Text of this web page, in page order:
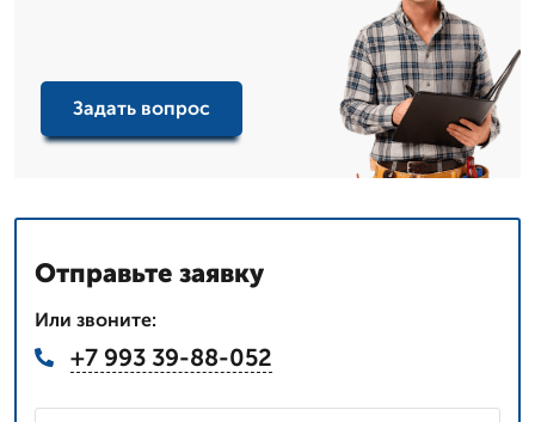
Задать вопрос
Отправьте заявку
Или звоните:
+7 993 39-88-052